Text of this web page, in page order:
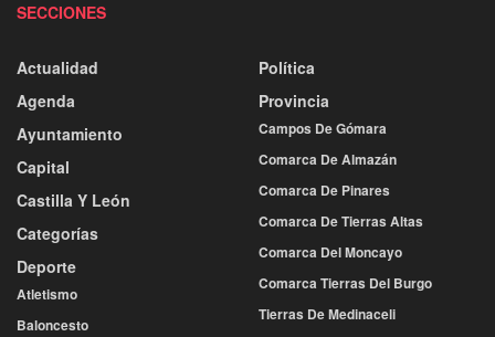
SECCIONES
Actualidad
Agenda
Ayuntamiento
Capital
Castilla Y León
Categorías
Deporte
Atletismo
Baloncesto
Política
Provincia
Campos De Gómara
Comarca De Almazán
Comarca De Pinares
Comarca De Tierras Altas
Comarca Del Moncayo
Comarca Tierras Del Burgo
Tierras De Medinaceli